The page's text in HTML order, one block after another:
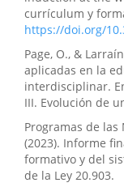
currículum y
https://doi.org/
Page, O., &
aplicadas en la
interdisciplinar.
III. Evolución de
Programas de
(2023). Informe
formativo y del
de la Ley 20.903.